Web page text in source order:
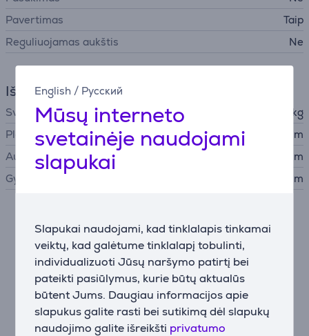
English / Русский
Mūsų interneto
svetainėje naudojami
slapukai
Slapukai naudojami, kad tinklalapis tinkamai
veiktų, kad galėtume tinklalapį tobulinti,
individualizuoti Jūsų naršymo patirtį bei
pateikti pasiūlymus, kurie būtų aktualūs
būtent Jums. Daugiau informacijos apie
slapukus galite rasti bei sutikimą dėl slapukų
naudojimo galite išreikšti privatumo
Pavertimas
Taip
Reguliuojamas aukštis
Ne
Išmatavimai
Svoris
0,75 kg
Plotis
36,23 cm
Aukštis
23,38 cm
Gylis
1,88 cm
Aprašymas
Patogus nešiotis bet kur
Vos 1,08 cm storio ir 0,75 kg svorio PRO MP161 E2U –
puikus kelionių palydovas. Komplekte esantis
apsauginis dėklas leidžia saugiai pasiimti monitorių su
savimi bet kur.